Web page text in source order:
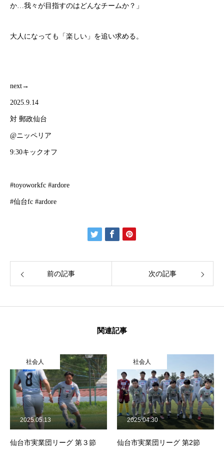
HOME
スケジュール
メンバー募集
ギャラリー
お問い合わせ
HOME ARDOREについて チーム紹介 スケジュール メンバ
か…我々が目指すのはどんなチームか？」
大人になっても「楽しい」を追い求める。
next→
2025.9.14
対 郵政仙台
@ニッペリア
9:30キックオフ
#toyoworkfc #ardore
#仙台fc #ardore
前の記事 次の記事
関連記事
社会人
仙台市実業団リーグ 第３節
2025.05.13
社会人
仙台市実業団リーグ 第2節
2025.04.30